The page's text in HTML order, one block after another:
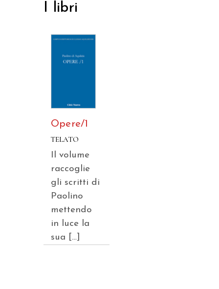
I libri
Opere/1
TELATO
Il volume
raccoglie
gli scritti di
Paolino
mettendo
in luce la
sua […]